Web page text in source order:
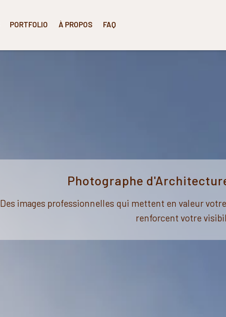
PORTFOLIO À PROPOS FAQ
Photographe
Des images professionnelles qui mettent en valeur
renforcent votre